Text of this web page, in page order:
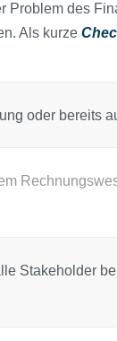
Problem des
Als kurze
oder bereits
Stakeholder